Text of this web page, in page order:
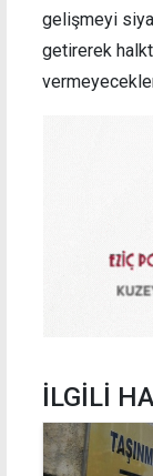
gelişmeyi
getirerek
İLGİLİ